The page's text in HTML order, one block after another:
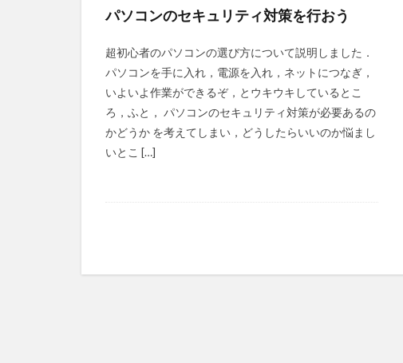
パソコンのセキュリティ対策を行おう
超初心者のパソコンの選び方について説明しました．
パソコンを手に入れ，電源を入れ，ネットにつなぎ，
いよいよ作業ができるぞ，とウキウキしているとこ
ろ，ふと， パソコンのセキュリティ対策が必要あるの
かどうか を考えてしまい，どうしたらいいのか悩まし
いとこ […]